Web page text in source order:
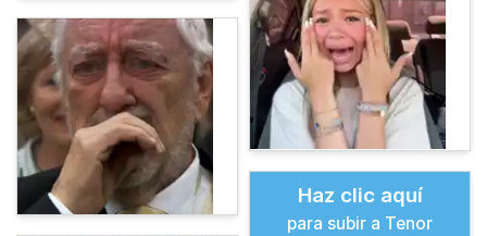
Haz clic aquí
para subir a Tenor